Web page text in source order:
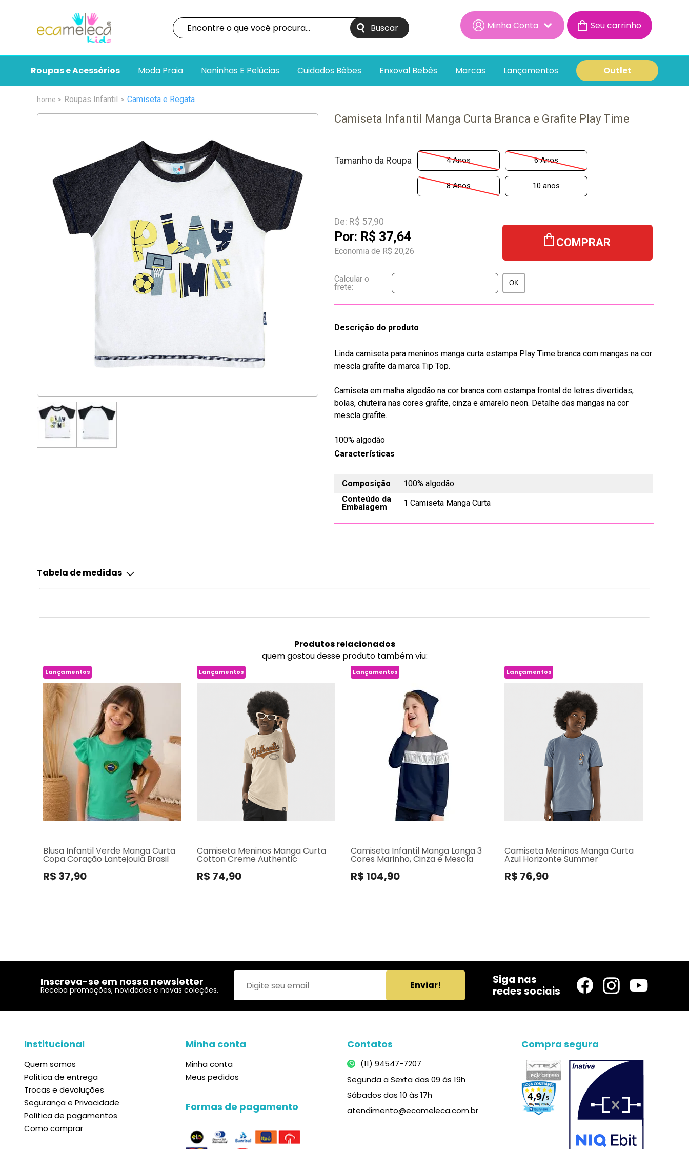
Minha Conta
Minhas Compras
Roupas e Acessórios Moda Praia Naninhas E Pelúcias Cuidados Bêbes Enxoval Bebês Marcas Lançamentos Outlet
Roupas Infantil Camiseta e Regata
Camiseta Infantil Manga Curta Branca e Grafite Play Time
Tamanho da Roupa 4 Anos 6 Anos
8 Anos 10 anos
De: R$ 57,90
Por: R$ 37,64
Economia de R$ 20,26
COMPRAR
Descrição do produto
Linda camiseta para meninos manga curta estampa Play Time branca com mangas na cor
mescla grafite da marca Tip Top.
Camiseta em malha algodão na cor branca com estampa frontal de letras divertidas,
bolas, chuteira nas cores grafite, cinza e amarelo neon. Detalhe das mangas na cor
mescla grafite.
100% algodão
Características
Composição
100% algodão
Conteúdo da
Embalagem
1 Camiseta Manga Curta
Tabela de medidas
Produtosrelacionados
quem gostou desse produto também viu:
Lançamentos
Blusa Infantil Verde Manga Curta
Copa Coração Lantejoula Brasil
R$ 37,90
Lançamentos
Camiseta Meninos Manga Curta
Cotton Creme Authentic
R$ 74,90
Lançamentos
Camiseta Infantil Manga Longa 3
Cores Marinho, Cinza e Mescla
R$ 104,90
Lançamentos
Camiseta Meninos Manga Curta
Azul Horizonte Summer
R$ 76,90
Inscreva-se em nossa newsletter
Receba promoções, novidades e novas coleções. Enviar!
Siga nas
redes sociais
Institucional
Quem somos
Política de entrega
Trocas e devoluções
Segurança e Privacidade
Política de pagamentos
Como comprar
Minha conta
Minha conta
Meus pedidos
Formas de pagamento
Contatos
(11) 94547-7207
Segunda a Sexta das 09 às 19h
Sábados das 10 às 17h
atendimento@ecameleca.com.br
Compra segura